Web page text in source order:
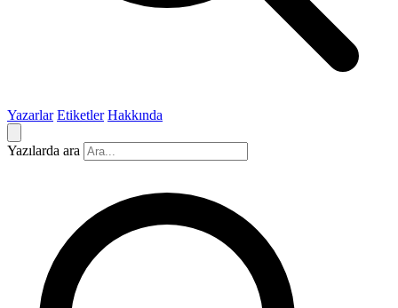
Yazarlar Etiketler Hakkında
Yazılarda ara